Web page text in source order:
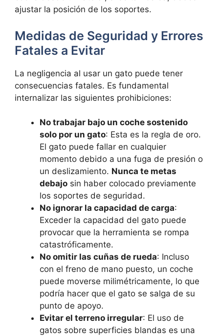
ajustar la posición de los soportes.
Medidas de Seguridad y Errores
Fatales a Evitar
La negligencia al usar un gato puede tener
consecuencias fatales. Es fundamental
internalizar las siguientes prohibiciones:
No trabajar bajo un coche sostenido
solo por un gato: Esta es la regla de oro.
El gato puede fallar en cualquier
momento debido a una fuga de presión o
un deslizamiento. Nunca te metas
debajo sin haber colocado previamente
los soportes de seguridad.
No ignorar la capacidad de carga:
Exceder la capacidad del gato puede
provocar que la herramienta se rompa
catastróficamente.
No omitir las cuñas de rueda: Incluso
con el freno de mano puesto, un coche
puede moverse milimétricamente, lo que
podría hacer que el gato se salga de su
punto de apoyo.
Evitar el terreno irregular: El uso de
gatos sobre superficies blandas es una